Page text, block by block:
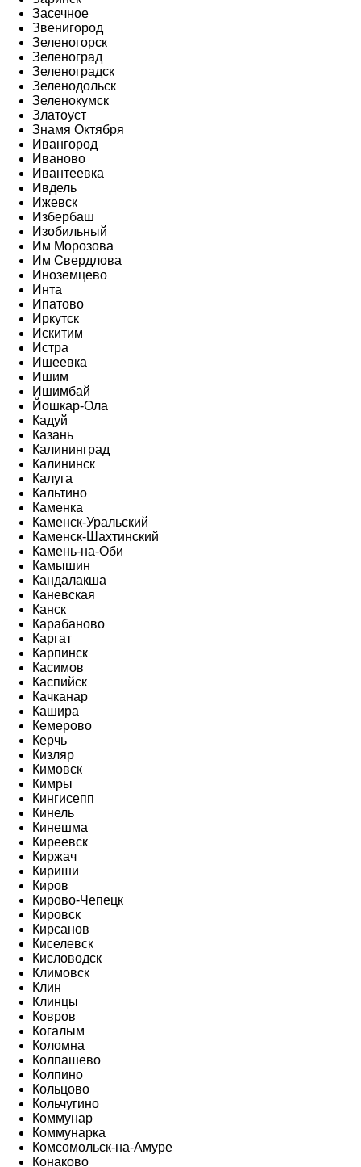
Засечное
Звенигород
Зеленогорск
Зеленоград
Зеленоградск
Зеленодольск
Зеленокумск
Златоуст
Знамя Октября
Ивангород
Иваново
Ивантеевка
Ивдель
Ижевск
Избербаш
Изобильный
Им Морозова
Им Свердлова
Иноземцево
Инта
Ипатово
Иркутск
Искитим
Истра
Ишеевка
Ишим
Ишимбай
Йошкар-Ола
Кадуй
Казань
Калининград
Калининск
Калуга
Кальтино
Каменка
Каменск-Уральский
Каменск-Шахтинский
Камень-на-Оби
Камышин
Кандалакша
Каневская
Канск
Карабаново
Каргат
Карпинск
Касимов
Каспийск
Качканар
Кашира
Кемерово
Керчь
Кизляр
Кимовск
Кимры
Кингисепп
Кинель
Кинешма
Киреевск
Киржач
Кириши
Киров
Кирово-Чепецк
Кировск
Кирсанов
Киселевск
Кисловодск
Климовск
Клин
Клинцы
Ковров
Когалым
Коломна
Колпашево
Колпино
Кольцово
Кольчугино
Коммунар
Коммунарка
Комсомольск-на-Амуре
Конаково